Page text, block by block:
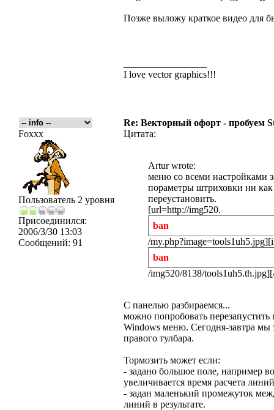
Позже выложу краткое видео для
I love vector graphics!!!
Re: Векторный офорт - пробуем
Foxxx
Пользователь 2 уровня
Присоединился:
2006/3/30 13:03
Сообщений: 91
Цитата:
Artur wrote:
меню со всеми настройками
пораметры штриховки ни
переустановить.
[url=http://img520.
ban
/
ban
/img520/8138/
С панелью разбираемся...
можно попробовать
Windows меню. Сегодня-завтра мы
правого тулбара.
Тормозить может если:
- задано большое поле, например
увеличивается время расчета
- задан маленький промежуток
линий в результате.